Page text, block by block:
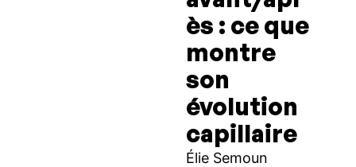
ès : ce que
montre
son
évolution
capillaire
Élie Semoun